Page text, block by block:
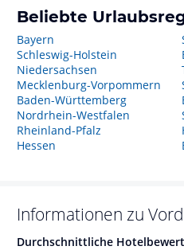
Beliebte
Bayern
Schleswig-Holstein
Niedersachsen
Mecklenburg-Vorpommern
Baden-Württemberg
Nordrhein-Westfalen
Rheinland-Pfalz
Hessen
Informationen zu
Durchschnittliche